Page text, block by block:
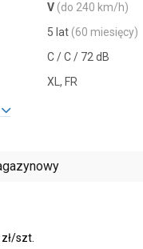
V (do 240 km/h)
5 lat (60 miesięcy)
C / C / 72 dB
XL, FR
zł/szt.